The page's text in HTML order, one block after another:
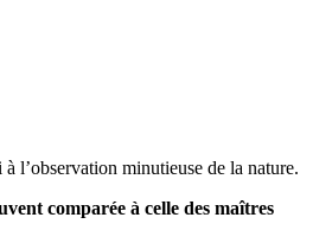
l’observation minutieuse de la nature.
comparée à celle des maîtres